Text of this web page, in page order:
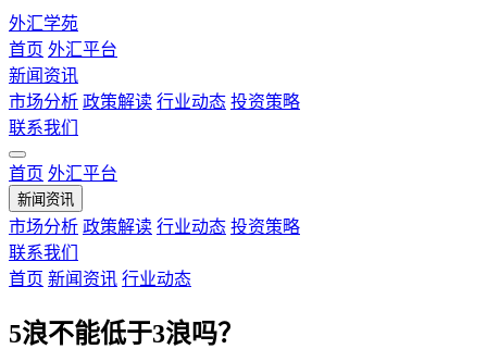
外汇学苑
首页 外汇平台
新闻资讯
市场分析 政策解读 行业动态 投资策略
联系我们
首页 外汇平台
新闻资讯
市场分析 政策解读 行业动态 投资策略
联系我们
首页 新闻资讯 行业动态
5浪不能低于3浪吗？